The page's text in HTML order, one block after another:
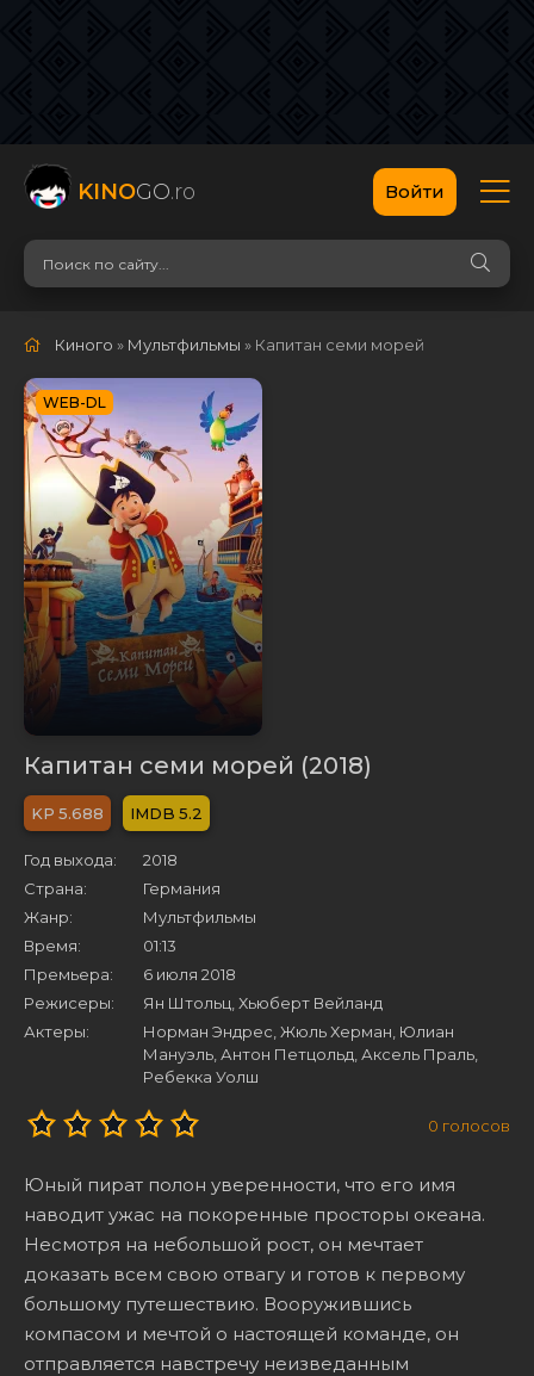
KINOGO.ro Войти
Киного » Мультфильмы » Капитан семи морей
WEB-DL
Капитан семи морей (2018)
5.688 5.2
Год выхода:
2018
Страна:
Германия
Жанр:
Мультфильмы
Время:
01:13
Премьера:
6 июля 2018
Режисеры:
Ян Штольц, Хьюберт Вейланд
Актеры:
Норман Эндрес, Жюль Херман, Юлиан
Мануэль, Антон Петцольд, Аксель Праль,
Ребекка Уолш
0 голосов
Юный пират полон уверенности, что его имя
наводит ужас на покоренные просторы океана.
Несмотря на небольшой рост, он мечтает
доказать всем свою отвагу и готов к первому
большому путешествию. Вооружившись
компасом и мечтой о настоящей команде, он
отправляется навстречу неизведанным